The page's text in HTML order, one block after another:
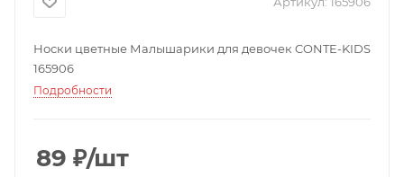
Носки цветные Малышарики для девочек CONTE-KIDS
165906
Подробности
89 ₽/шт